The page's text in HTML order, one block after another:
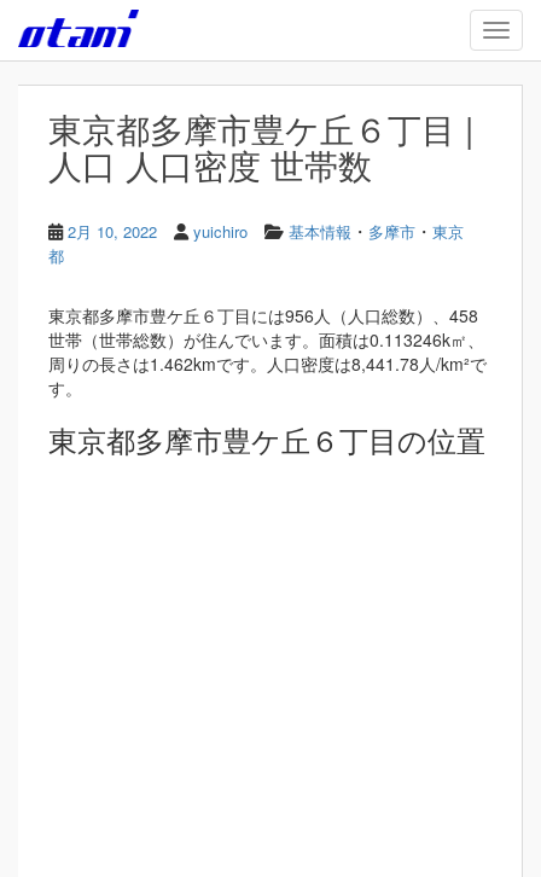
Skip to main content
東京都多摩市豊ケ丘６丁目 |
人口 人口密度 世帯数
2月 10, 2022 yuichiro 基本情報 ・ 多摩市 ・ 東京
都
東京都多摩市豊ケ丘６丁目には956人（人口総数）、458
世帯（世帯総数）が住んでいます。面積は0.113246k㎡、
周りの長さは1.462kmです。人口密度は8,441.78人/km²で
す。
東京都多摩市豊ケ丘６丁目の位置